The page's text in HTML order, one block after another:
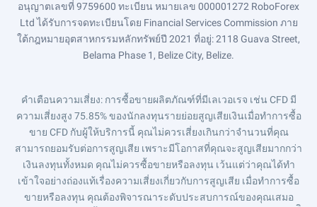
อนุญาตเลขที่ 9759600 ทะเบียน หมายเลข 000001272 RoboForex
Ltd ได้รับการจดทะเบียนโดย Financial Services Commission ภาย
ใต้กฎหมายอุตสาหกรรมหลักทรัพย์ปี 2021 ที่อยู่: 2118 Guava Street,
Belama Phase 1, Belize City, Belize.
คำเตือนความเสี่ยง: การซื้อขายผลิตภัณฑ์ที่มีเลเวอเรจ เช่น CFD มี
ความเสี่ยงสูง 75.85% ของนักลงทุนรายย่อยสูญเสียเงินเมื่อทำการซื้อ
ขาย CFD กับผู้ให้บริการนี้ คุณไม่ควรเสี่ยงเกินกว่าจำนวนที่คุณ
สามารถยอมรับต่อการสูญเสีย เพราะมีโอกาสที่คุณจะสูญเสียมากกว่า
เงินลงทุนทั้งหมด คุณไม่ควรซื้อขายหรือลงทุน เว้นแต่ว่าคุณได้ทำ
เข้าใจอย่างถ่องแท้เรื่องความเสี่ยงเกี่ยวกับการสูญเสีย เมื่อทำการซื้อ
ขายหรือลงทุน คุณต้องพิจารณาระดับประสบการณ์ของคุณเสมอ